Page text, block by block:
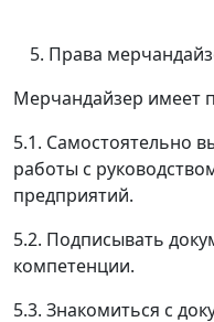
Права
Мерчандайзер имеет
5.1. Самостоятельно
работы с
предприятий.
5.2. Подписывать
компетенции.
5.3. Знакомиться с